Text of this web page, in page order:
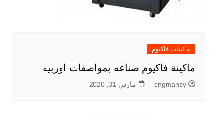
ماكينات فاكيوم
ماكينة فاكيوم صناعه بمواصفات اوربيه
engmansy مارس 31, 2020